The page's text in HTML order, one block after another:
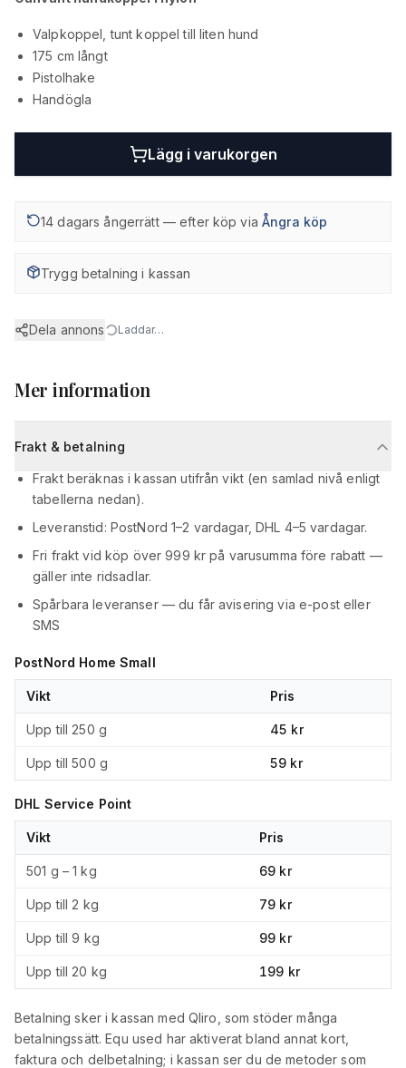
Valpkoppel, tunt koppel till liten hund
175 cm långt
Pistolhake
Handögla
Lägg i varukorgen
14 dagars ångerrätt — efter köp via Ångra köp
Trygg betalning i kassan
Dela annons Laddar…
Mer information
Frakt & betalning
Frakt beräknas i kassan utifrån vikt (en samlad nivå enligt
tabellerna nedan).
Leveranstid: PostNord 1–2 vardagar, DHL 4–5 vardagar.
Fri frakt vid köp över 999 kr på varusumma före rabatt —
gäller inte ridsadlar.
Spårbara leveranser — du får avisering via e-post eller
SMS
PostNord Home Small
Vikt Pris
Upp till 250 g 45 kr
Upp till 500 g 59 kr
DHL Service Point
Vikt Pris
501 g – 1 kg 69 kr
Upp till 2 kg 79 kr
Upp till 9 kg 99 kr
Upp till 20 kg 199 kr
Betalning sker i kassan med Qliro, som stöder många
betalningssätt. Equ used har aktiverat bland annat kort,
faktura och delbetalning; i kassan ser du de metoder som